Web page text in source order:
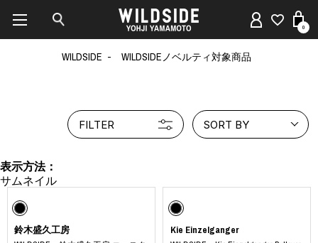
0
WILDSIDE WILDSIDEノベルティ対象商品
FILTER SORT BY
表示方法：
鈴木盛久工房 Kie Einzelganger